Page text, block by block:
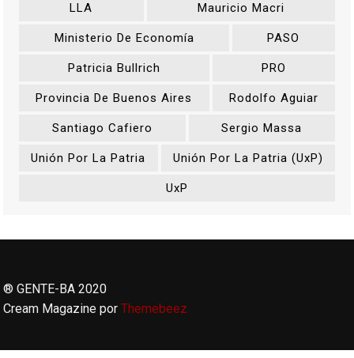
LLA Mauricio Macri
Ministerio De Economía PASO
Patricia Bullrich PRO
Provincia De Buenos Aires Rodolfo Aguiar
Santiago Cafiero Sergio Massa
Unión Por La Patria Unión Por La Patria (UxP)
UxP
® GENTE-BA 2020
Cream Magazine porThemebeez